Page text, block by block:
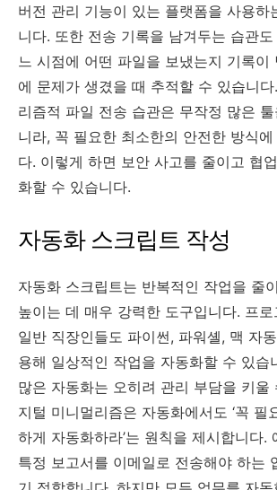
버전 관리 기능이 있는 플랫폼을 사용하
니다. 또한 전송 기록을 남겨두는 습관
느 시점에 어떤 파일을 보냈는지 기록이
에 문제가 생겼을 때 추적할 수 있습니
리즘적 파일 전송 습관은 무작정 많은
니라, 꼭 필요한 최소한의 안전한 방식
다. 이렇게 하면 보안 사고를 줄이고 협
화할 수 있습니다.
자동화 스크립트 작성
자동화 스크립트는 반복적인 작업을 줄
높이는 데 매우 강력한 도구입니다. 프
일반 직장인들도 파이썬, 파워셸, 맥 자
용해 일상적인 작업을 자동화할 수 있습
많은 자동화는 오히려 관리 부담을 키울
지털 미니멀리즘은 자동화에서도 ‘꼭 필
하게 자동화하라’는 원칙을 제시합니다.
특정 보고서를 이메일로 전송해야 하는